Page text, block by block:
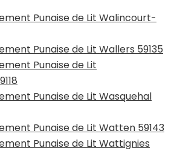
Punaise de Lit Walincourt-
Punaise de Lit Wallers 59135
Punaise de Lit
Punaise de Lit Wasquehal
Punaise de Lit Watten 59143
Punaise de Lit Wattignies